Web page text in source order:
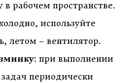
в рабочем пространстве.
используйте
летом – вентилятор.
: при выполнении
периодически